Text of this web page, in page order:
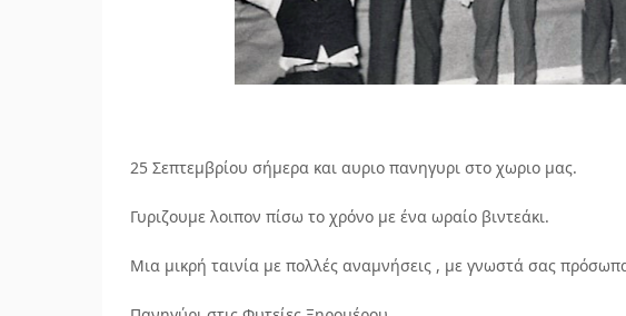
25 Σεπτεμβρίου σήμερα και αυριο πανηγυρι στο χωριο μας.
Γυριζουμε λοιπον πίσω το χρόνο με ένα ωραίο βιντεάκι.
Μια μικρή ταινία με πολλές αναμνήσεις , με γνωστά σας